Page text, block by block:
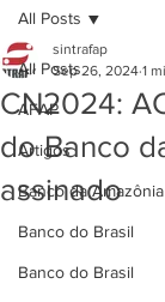
All Posts
AFAP
Artigos
Banco da Amazônia
Banco do Brasil
Banco do Brasil
All Posts
CN2024:
do Banco
assinado
sintrafap
Sep 26, 2024 1